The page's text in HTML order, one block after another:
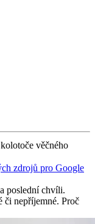
věčného
zdrojů pro Google
poslední chvíli.
či nepříjemné. Proč